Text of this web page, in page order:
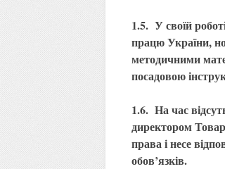
1.5. У своїй
працю України,
методичними
посадовою
1.6. На час
директором
права і несе
обов’язків.